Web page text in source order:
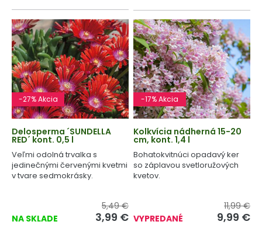
-27% Akcia
Delosperma ´SUNDELLA
RED´ kont. 0,5 l
Veľmi odolná trvalka s
jedinečnými červenými kvetmi
v tvare sedmokrásky.
NA SKLADE
5,49 €
3,99 €
-17% Akcia
Kolkvícia nádherná 15-20
cm, kont. 1,4 l
Bohatokvitnúci opadavý ker
so záplavou svetloružových
kvetov.
VYPREDANÉ
11,99 €
9,99 €